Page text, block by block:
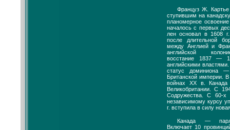
Француз Ж.
ступившим на
планомерное
началось с первых
лен основал в 1608
после длительной
между Англией и
английской
восстание 1837 —
английскими
статус доминиона —
Британской империи.
войнах XX в. Канада
Великобритании. С
Содружества. С 60-х
независимому курсу
г. вступила в силу
Канада —
Включает 10